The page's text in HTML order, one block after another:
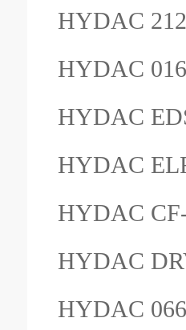
HYDAC
HYDAC
HYDAC
HYDAC
HYDAC
HYDAC
HYDAC